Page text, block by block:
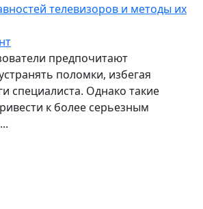
телевизоров и методы их
предпочитают
поломки, избегая
специалиста. Однако такие
к более серьезным